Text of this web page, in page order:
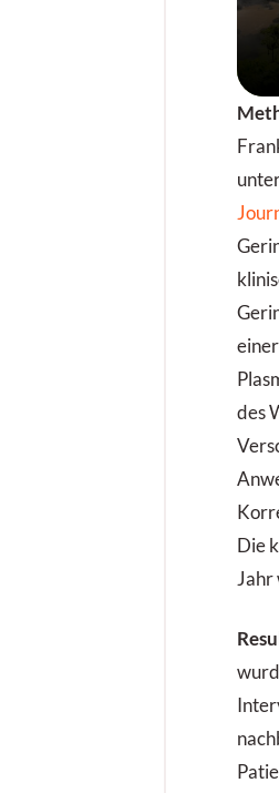
des
Die
Jahr